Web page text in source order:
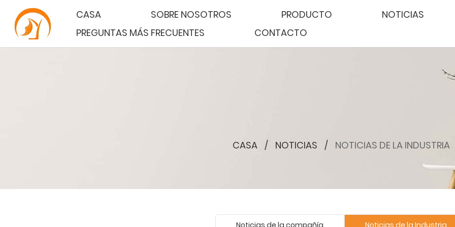
CASA SOBRE NOSOTROS PRODUCTO
NOTICIAS
PREGUNTAS MÁS FRECUENTES
CONTACTO
CASA / NOTICIAS / NOTICIAS DE LA INDUSTRIA